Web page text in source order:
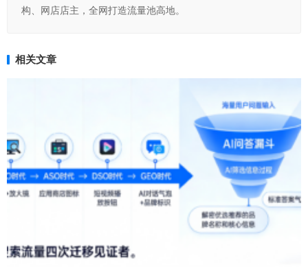
构、网店店主，全网打造流量池高地。
相关文章